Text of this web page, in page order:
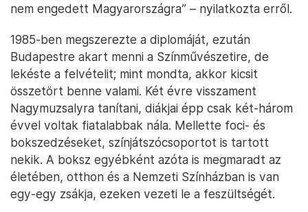
nem engedett Magyarországra” – nyilatkozta erről.
1985-ben megszerezte a diplomáját, ezután
Budapestre akart menni a Színművészetire, de
lekéste a felvételit; mint mondta, akkor kicsit
összetört benne valami. Két évre visszament
Nagymuzsalyra tanítani, diákjai épp csak két-három
évvel voltak fiatalabbak nála. Mellette foci- és
bokszedzéseket, színjátszócsoportot is tartott
nekik. A boksz egyébként azóta is megmaradt az
életében, otthon és a Nemzeti Színházban is van
egy-egy zsákja, ezeken vezeti le a feszültségét.